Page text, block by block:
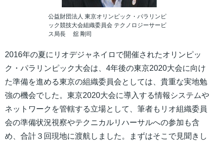
公益財団法人 東京オリンピック・パラリンピ
ック競技大会組織委員会 テクノロジーサービ
ス局長 舘 剛司
2016年の夏にリオデジャネイロで開催されたオリンピッ
ク・パラリンピック大会は、4年後の東京2020大会に向け
た準備を進める東京の組織委員会としては、貴重な実地勉
強の機会でした。東京2020大会に導入する情報システムや
ネットワークを管轄する立場として、筆者もリオ組織委員
会の準備状況視察やテクニカルリハーサルへの参加も含
め、合計３回現地に渡航しました。まずはそこで見聞きし